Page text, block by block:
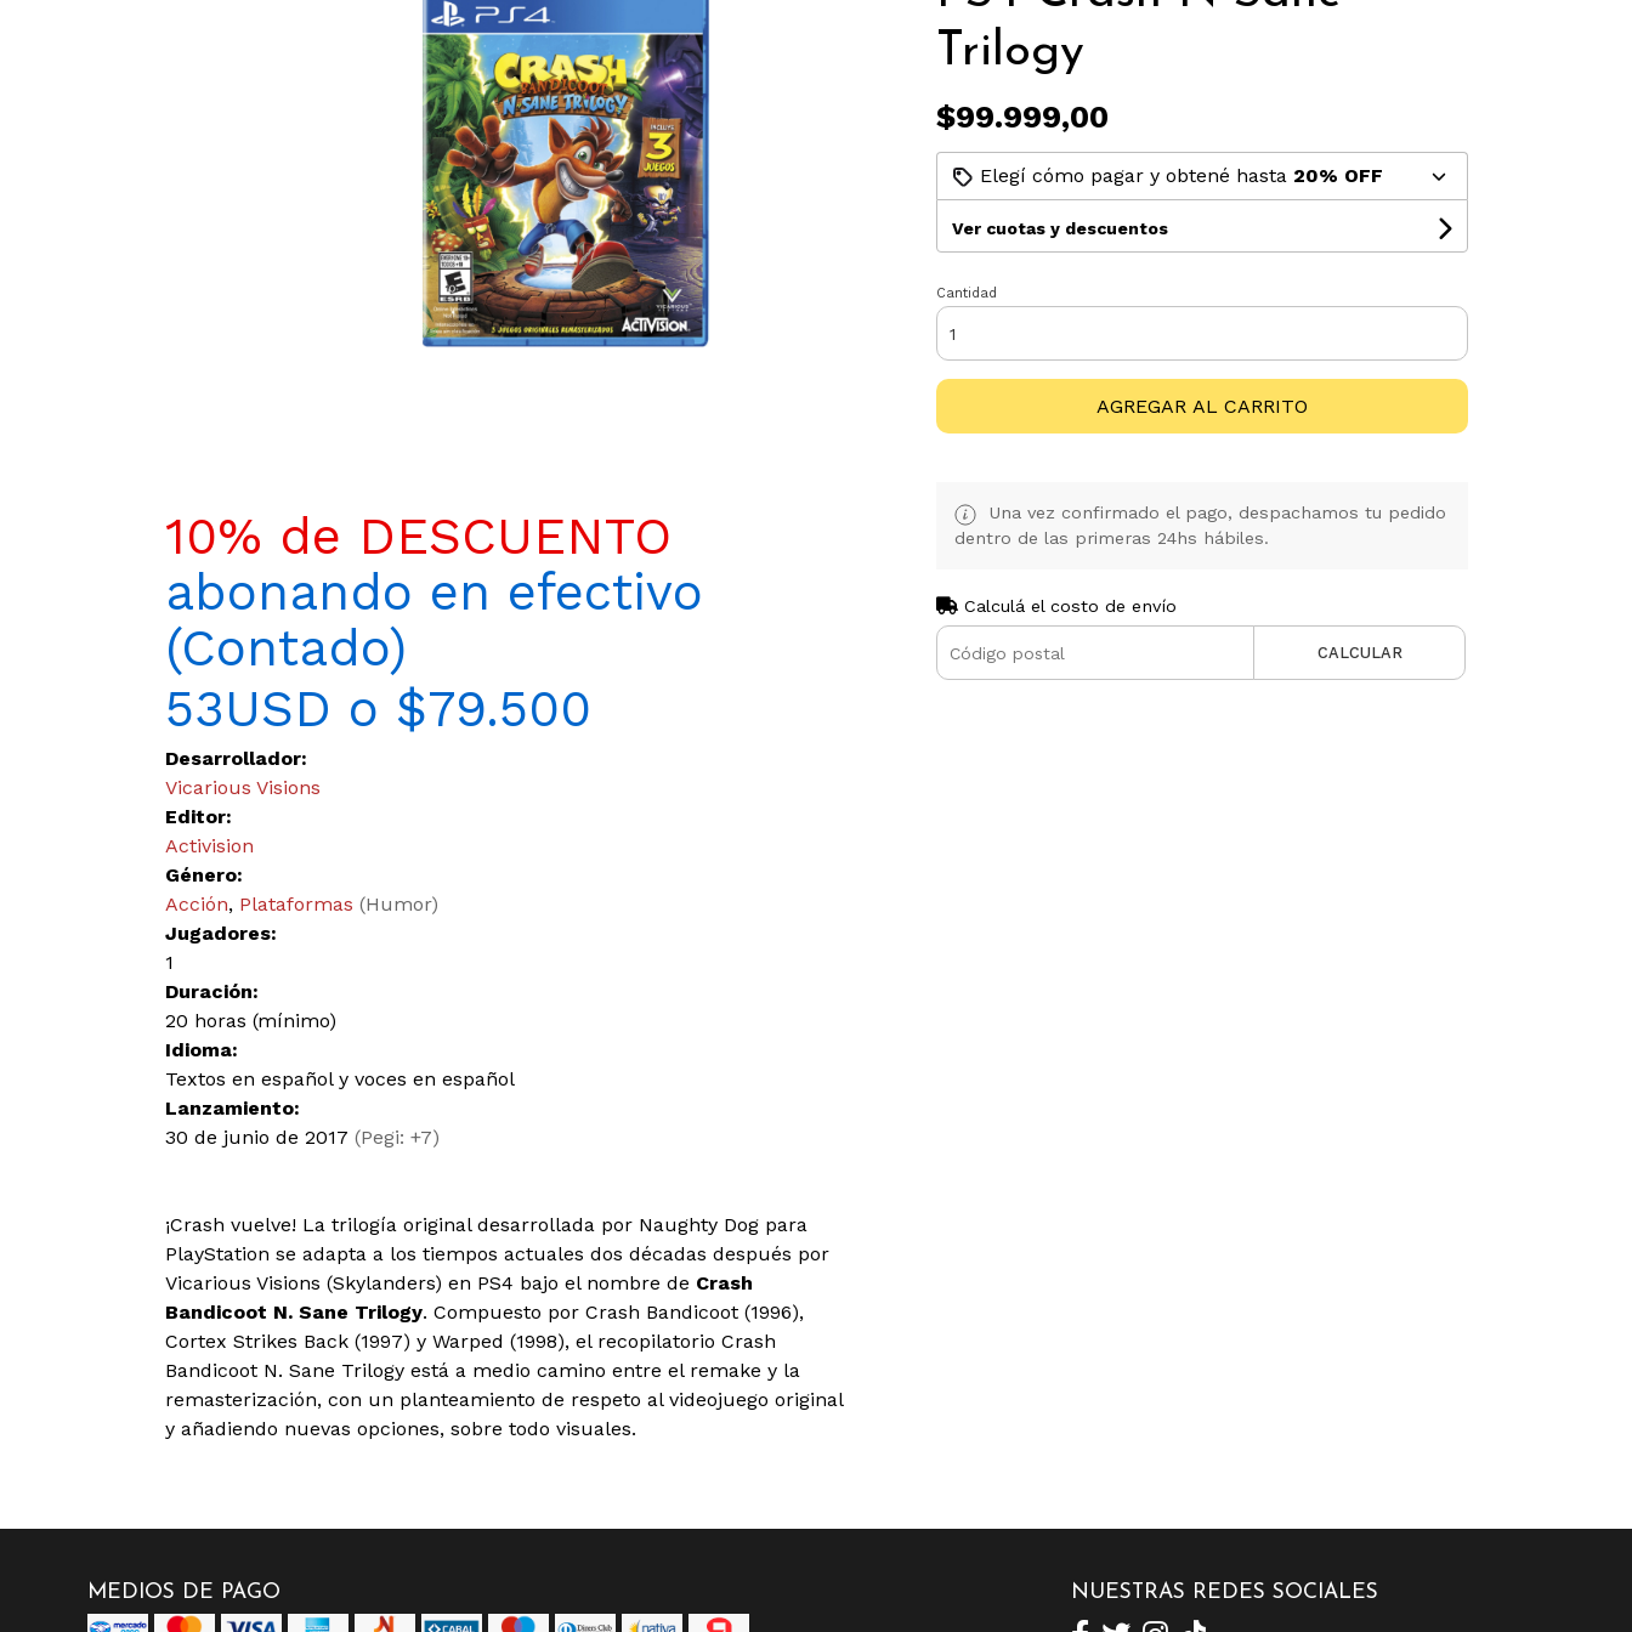
10% de DESCUENTO
abonando en efectivo
(Contado)
53USD o $79.500
Desarrollador:
Vicarious Visions
Editor:
Activision
Género:
Acción, Plataformas (Humor)
Jugadores:
1
Duración:
20 horas (mínimo)
Idioma:
Textos en español y voces en español
Lanzamiento:
30 de junio de 2017 (Pegi: +7)
¡Crash vuelve! La trilogía original desarrollada por Naughty Dog para
PlayStation se adapta a los tiempos actuales dos décadas después por
Vicarious Visions (Skylanders) en PS4 bajo el nombre de Crash
Bandicoot N. Sane Trilogy. Compuesto por Crash Bandicoot (1996),
Cortex Strikes Back (1997) y Warped (1998), el recopilatorio Crash
Bandicoot N. Sane Trilogy está a medio camino entre el remake y la
remasterización, con un planteamiento de respeto al videojuego original
y añadiendo nuevas opciones, sobre todo visuales.
Trilogy
$99.999,00
Elegí cómo pagar y obtené hasta 20% OFF
Ver cuotas y descuentos
Cantidad
AGREGAR AL CARRITO
Una vez confirmado el pago, despachamos tu pedido
dentro de las primeras 24hs hábiles.
Calculá el costo de envío
CALCULAR
MEDIOS DE PAGO NUESTRAS REDES SOCIALES